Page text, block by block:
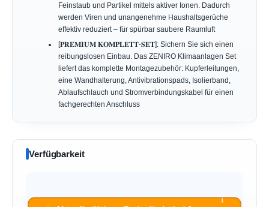
Feinstaub und Partikel mittels aktiver Ionen. Dadurch
werden Viren und unangenehme Haushaltsgerüche
effektiv reduziert – für spürbar saubere Raumluft
[𝐏𝐑𝐄𝐌𝐈𝐔𝐌 𝐊𝐎𝐌𝐏𝐋𝐄𝐓𝐓-𝐒𝐄𝐓]: Sichern Sie sich einen
reibungslosen Einbau. Das ZENIRO Klimaanlagen Set
liefert das komplette Montagezubehör: Kupferleitungen,
eine Wandhalterung, Antivibrationspads, Isolierband,
Ablaufschlauch und Stromverbindungskabel für einen
fachgerechten Anschluss
Verfügbarkeit
ℹ︎